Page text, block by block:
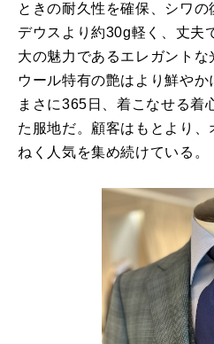
ときの耐久性を確保、シワ
デウスより約30g軽く、丈夫
大の魅力であるエレガントな
ウール特有の艶はより鮮や
まさに365日、着こなせる着
た服地だ。顧客はもとより、
ねく人気を集め続けている。